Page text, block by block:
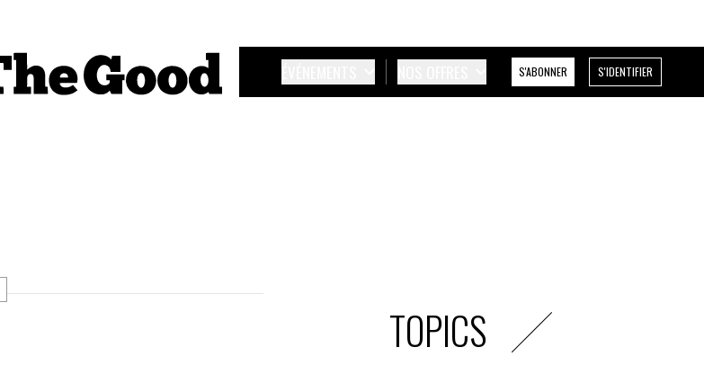
S'ABONNER S'IDENTIFIER
TOPICS